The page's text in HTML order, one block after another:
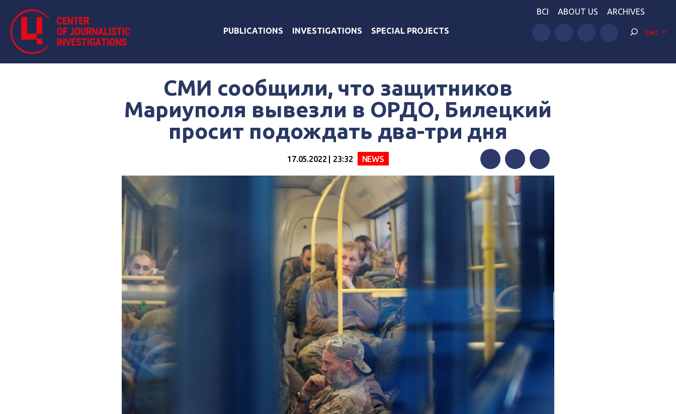
PUBLICATIONS INVESTIGATIONS SPECIAL PROJECTS
BCI ABOUT US ARCHIVES
ENG
СМИ сообщили, что защитников
Мариуполя вывезли в ОРДО, Билецкий
просит подождать два-три дня
17.05.2022 | 23:32 NEWS
Twitter